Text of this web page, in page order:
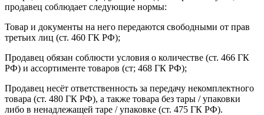
продавец соблюдает следующие нормы:
Товар и документы на него передаются свободными от прав
третьих лиц (ст. 460 ГК РФ);
Продавец обязан соблюсти условия о количестве (ст. 466 ГК
РФ) и ассортименте товаров (ст; 468 ГК РФ);
Продавец несёт ответственность за передачу некомплектного
товара (ст. 480 ГК РФ), а также товара без тары / упаковки
либо в ненадлежащей таре / упаковке (ст. 475 ГК РФ).